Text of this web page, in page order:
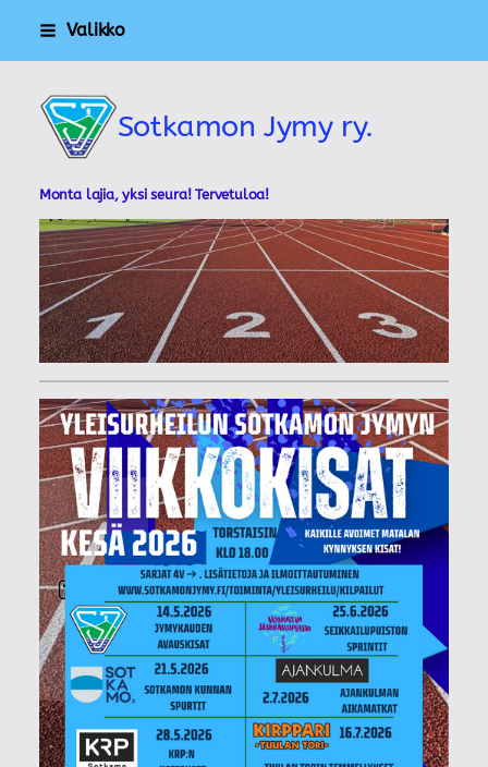
Siirry
Valikko
Sotkamon Jymy ry.
Monta lajia, yksi seura! Tervetuloa!